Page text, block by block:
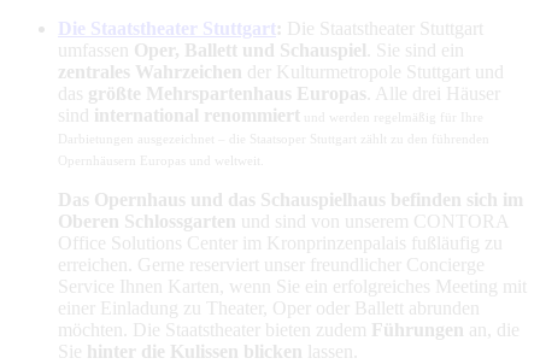
Die Staatstheater Stuttgart : Die Staatstheater Stuttgart
umfassen Oper, Ballett und Schauspiel . Sie sind ein
zentrales Wahrzeichen der Kulturmetropole Stuttgart und
das größte Mehrspartenhaus Europas . Alle drei Häuser
sind international renommiert
und werden regelmäßig für Ihre
Darbietungen ausgezeichnet – die Staatsoper Stuttgart zählt zu den führenden
Opernhäusern Europas und weltweit.
Das Opernhaus und das Schauspielhaus befinden sich im
Oberen Schlossgarten und sind von unserem CONTORA
Office Solutions Center im Kronprinzenpalais fußläufig zu
erreichen. Gerne reserviert unser freundlicher Concierge
Service Ihnen Karten, wenn Sie ein erfolgreiches Meeting mit
einer Einladung zu Theater, Oper oder Ballett abrunden
möchten. Die Staatstheater bieten zudem Führungen an, die
Sie hinter die Kulissen blicken lassen.